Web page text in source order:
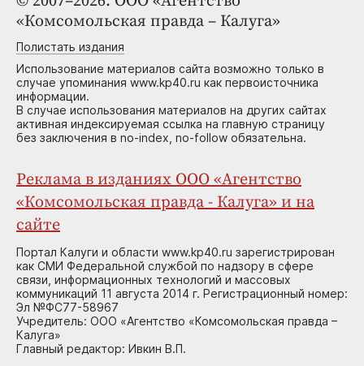
«Комсомольская правда – Калуга»
Полистать издания
Использование материалов сайта возможно только в
случае упоминания www.kp40.ru как первоисточника
информации.
В случае использования материалов на других сайтах
активная индексируемая ссылка на главную страницу
без заключения в no-index, no-follow обязательна.
Реклама в изданиях ООО «Агентство
«Комсомольская правда - Калуга» и на
сайте
Портал Калуги и области www.kp40.ru зарегистрирован
как СМИ Федеральной службой по надзору в сфере
связи, информационных технологий и массовых
коммуникаций 11 августа 2014 г. Регистрационный номер:
Эл №ФС77-58967
Учредитель: ООО «Агентство «Комсомольская правда –
Калуга»
Главный редактор: Ивкин В.П.